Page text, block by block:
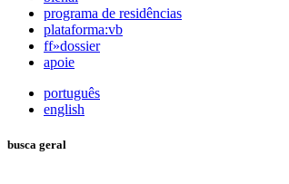
programa de residências
plataforma:vb
ff»dossier
apoie
português
english
busca geral